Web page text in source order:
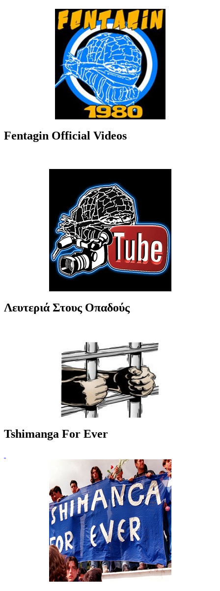
Fentagin Official Videos
Λευτεριά Στους Οπαδούς
Tshimanga For Ever